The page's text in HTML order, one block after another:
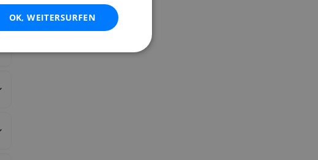
OK, WEITERSURFEN